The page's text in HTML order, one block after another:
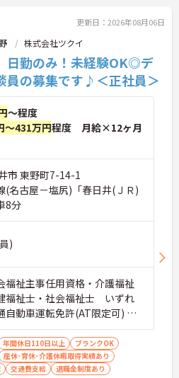
更新日：2026年08月06日
株式会社ツクイ
日勤のみ！未経験OK◎デ
員の募集です♪＜正社員＞
～程度
～431万円程度 月給×12ヶ月
市 東野町7-14-1
(名古屋－塩尻)「春日井(ＪＲ)
8分
)
福祉主事任用資格・介護福祉
福祉士・社会福祉士 いずれ
自動車運転免許(AT限定可) 必
問
年間休日110日以上
ブランクOK
産休･育休･介護休暇取得実績あり
交通費支給 退職金制度あり